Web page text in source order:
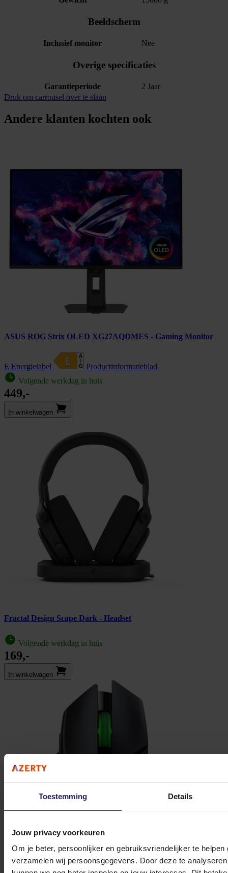
Toestemming Details
Jouw privacy voorkeuren
Om je beter, persoonlijker en gebruiksvriendelijker te
verzamelen wij persoonsgegevens. Door deze te
Beeldscherm
Inclusief monitor Nee
Overige specificaties
Garantieperiode
2 Jaar
Druk om carrousel over te slaan
Andere klanten kochten ook
ASUS ROG Strix OLED XG27AQDMES - Gaming Monitor
E Energielabel
Product­informatieblad
Volgende werkdag in huis
449,-
In winkel­wagen
Fractal Design Scape Dark - Headset
Volgende werkdag in huis
169,-
In winkel­wagen